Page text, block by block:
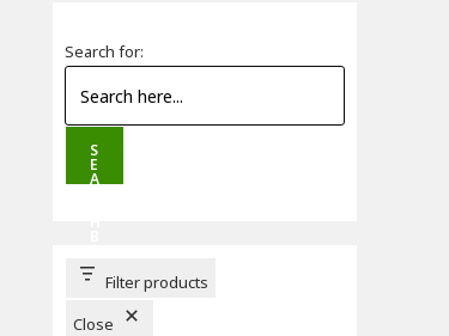
Search for:
S
E
A
T
T
Filter products
Close